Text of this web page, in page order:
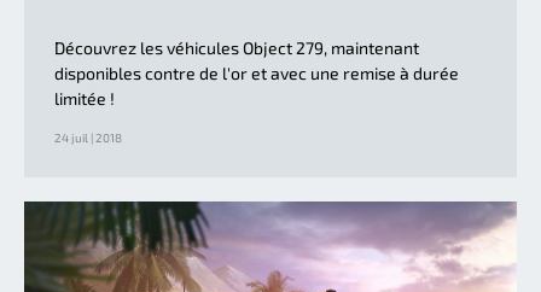
Découvrez les véhicules Object 279, maintenant
disponibles contre de l'or et avec une remise à durée
limitée !
24 juil | 2018